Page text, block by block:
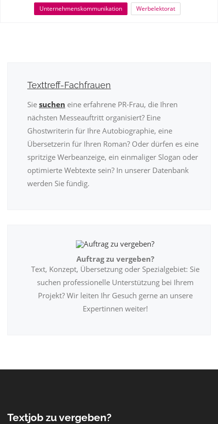
Unternehmenskommunikation
Werbelektorat
Texttreff-Fachfrauen
Sie suchen eine erfahrene PR-Frau, die Ihren
nächsten Messeauftritt organisiert? Eine
Ghostwriterin für Ihre Autobiographie, eine
Übersetzerin für Ihren Roman? Oder dürfen es eine
spritzige Werbeanzeige, ein einmaliger Slogan oder
optimierte Webtexte sein? In unserer Datenbank
werden Sie fündig.
Auftrag zu vergeben?
Text, Konzept, Übersetzung oder Spezialgebiet: Sie
suchen professionelle Unterstützung bei Ihrem
Projekt? Wir leiten Ihr Gesuch gerne an unsere
Expertinnen weiter!
Textjob zu vergeben?